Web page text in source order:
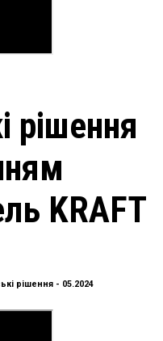
рішення
KRAFT
рішення - 05.2024